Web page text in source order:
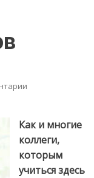
журналистики
Как и многие
коллеги,
которым
учиться здесь